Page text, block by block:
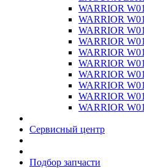
WARRIOR
WARRIOR
WARRIOR
WARRIOR
WARRIOR
WARRIOR
WARRIOR
WARRIOR
WARRIOR
WARRIOR
Сервисный центр
Подбор запчасти